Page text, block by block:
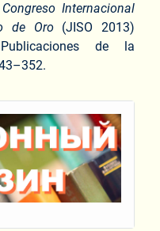
Internacional
de Oro(JISO 2013)
de la